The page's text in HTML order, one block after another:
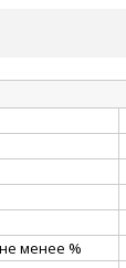
менее %